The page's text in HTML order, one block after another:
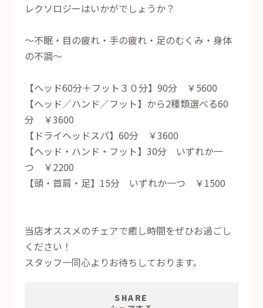
レクソロジーはいかがでしょうか？
～不眠・目の疲れ・手の疲れ・足のむくみ・身体
の不調～
【ヘッド60分＋フット３０分】90分 ￥5600
【ヘッド／ハンド／フット】から2種類選べる60
分 ￥3600
【ドライヘッドスパ】60分 ￥3600
【ヘッド・ハンド・フット】30分 いずれか一
つ ￥2200
【頭・首肩・足】15分 いずれか一つ ￥1500
当店オススメのチェアで癒し時間をぜひお過ごし
ください！
スタッフ一同心よりお待ちしております。
SHARE